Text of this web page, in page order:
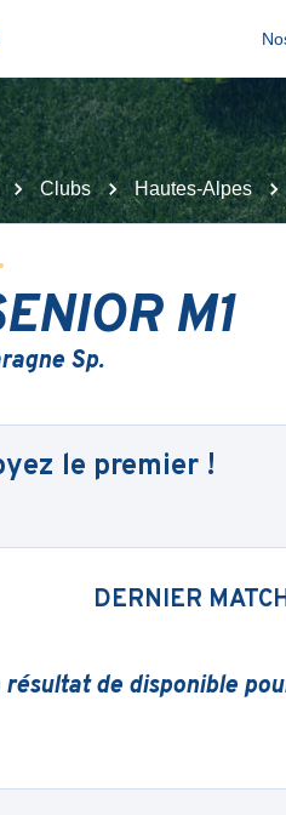
Clubs Hautes-Alpes
M1
Sp.
le premier !
DERNIER
de disponible